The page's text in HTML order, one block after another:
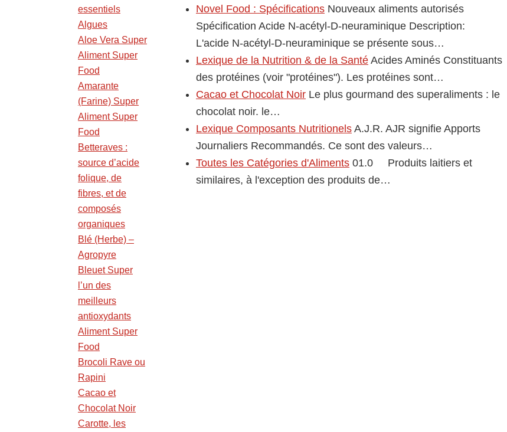
Novel Food : Spécifications Nouveaux aliments autorisés
Spécification Acide N-acétyl-D-neuraminique Description:
L'acide N-acétyl-D-neuraminique se présente sous…
Lexique de la Nutrition & de la Santé Acides Aminés Constituants
des protéines (voir "protéines"). Les protéines sont…
Cacao et Chocolat Noir Le plus gourmand des superaliments : le
chocolat noir. le…
Lexique Composants Nutritionels A.J.R. AJR signifie Apports
Journaliers Recommandés. Ce sont des valeurs…
Toutes les Catégories d'Aliments 01.0 Produits laitiers et
similaires, à l'exception des produits de…
essentiels
Algues
Aloe Vera Super
Aliment Super
Food
Amarante
(Farine) Super
Aliment Super
Food
Betteraves :
source d’acide
folique, de
fibres, et de
composés
organiques
Blé (Herbe) –
Agropyre
Bleuet Super
l’un des
meilleurs
antioxydants
Aliment Super
Food
Brocoli Rave ou
Rapini
Cacao et
Chocolat Noir
Carotte, les